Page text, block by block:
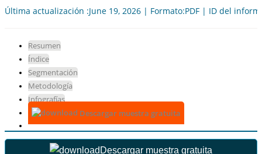
Última actualización :June 19, 2026 | Formato:PDF | ID del
Resumen
Índice
Segmentación
Metodología
Infografías
Descargar muestra gratuita
Descargar muestra gratuita